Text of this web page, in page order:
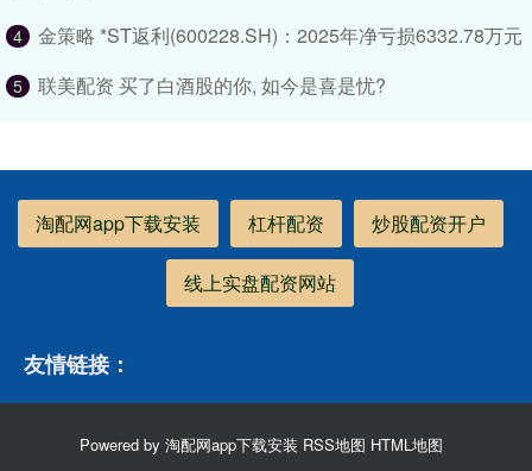
4 金策略 *ST返利(600228.SH)：2025年净亏损6332.78万元
5 联美配资 买了白酒股的你, 如今是喜是忧?
淘配网app下载安装 杠杆配资 炒股配资开户
线上实盘配资网站
友情链接：
Powered by 淘配网app下载安装 RSS地图 HTML地图